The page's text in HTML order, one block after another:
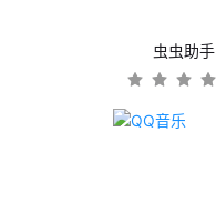
虫虫助手